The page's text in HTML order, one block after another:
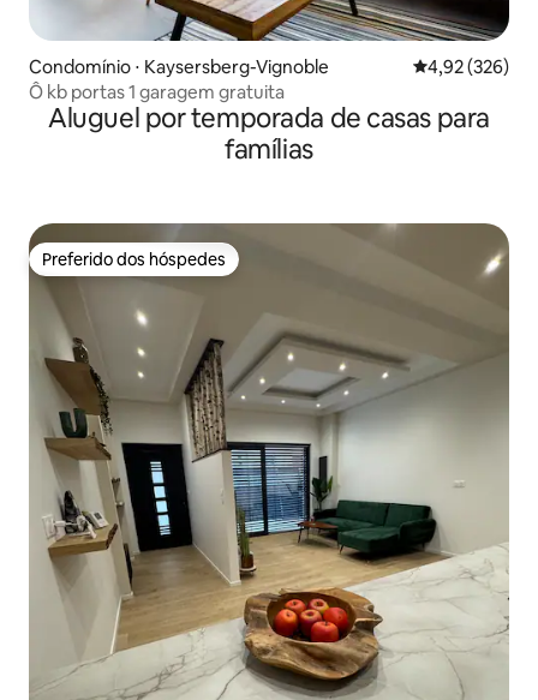
Condomínio ⋅ Kaysersberg-Vignoble 4,92 de uma
4,92 (326)
Ô kb portas 1 garagem gratuita
Aluguel por temporada de casas para
famílias
Preferido dos hóspedes
Preferido dos hóspedes